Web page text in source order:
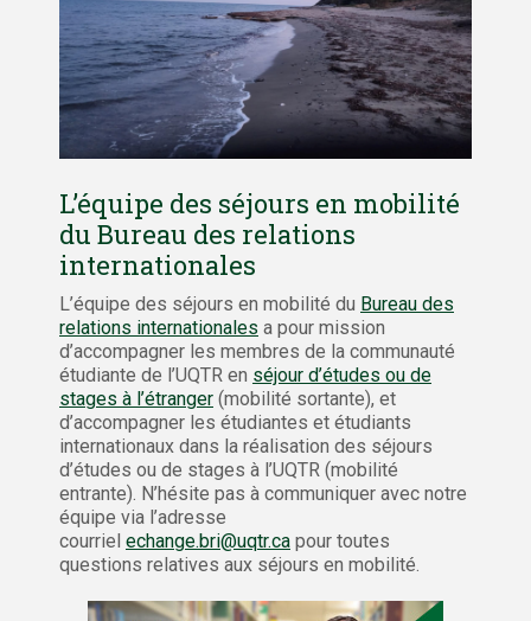
L’équipe des séjours en mobilité
du Bureau des relations
internationales
L’équipe des séjours en mobilité du Bureau des
relations internationales a pour mission
d’accompagner les membres de la communauté
étudiante de l’UQTR en séjour d’études ou de
stages à l’étranger (mobilité sortante), et
d’accompagner les étudiantes et étudiants
internationaux dans la réalisation des séjours
d’études ou de stages à l’UQTR (mobilité
entrante). N’hésite pas à communiquer avec notre
équipe via l’adresse
courriel echange.bri@uqtr.ca pour toutes
questions relatives aux séjours en mobilité.